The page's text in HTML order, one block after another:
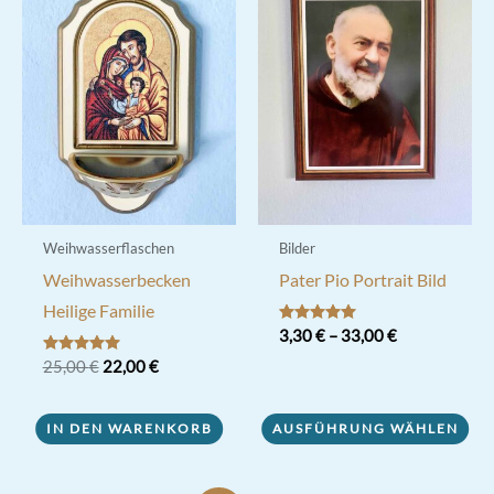
Weihwasserflaschen
Weihwasserbecken
Heilige Familie
Bewertet mit
5.00
25,00€ Ursprünglicher
25,00 €
22,00€Aktueller
22,00 €.
IN DEN WARENKORB
Bilder
Pater Pio Portrait Bild
Bewertet mit
5.00
3,30€– 33,00€
AUSFÜHRUNG WÄHLEN
weist